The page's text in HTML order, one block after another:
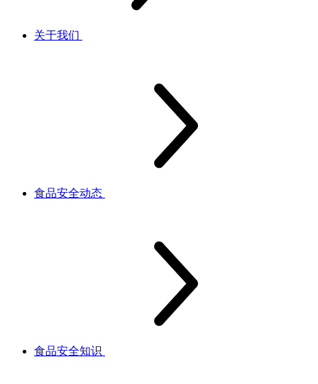
关于我们
食品安全动态
食品安全知识